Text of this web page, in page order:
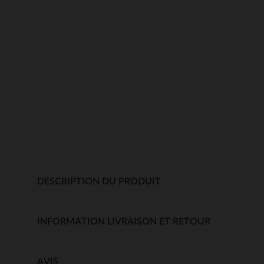
DESCRIPTION DU PRODUIT
INFORMATION LIVRAISON ET RETOUR
AVIS